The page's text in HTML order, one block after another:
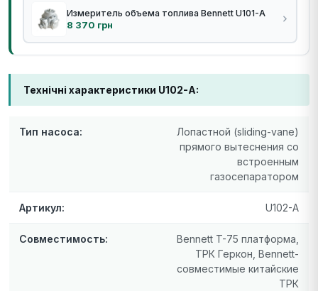
Измеритель объема топлива Bennett U101-A
8 370 грн
Технічні характеристики U102-A:
Тип насоса:
Лопастной (sliding-vane)
прямого вытеснения со
встроенным
газосепаратором
Артикул: U102-A
Совместимость:
Bennett T-75 платформа,
ТРК Геркон, Bennett-
совместимые китайские
ТРК